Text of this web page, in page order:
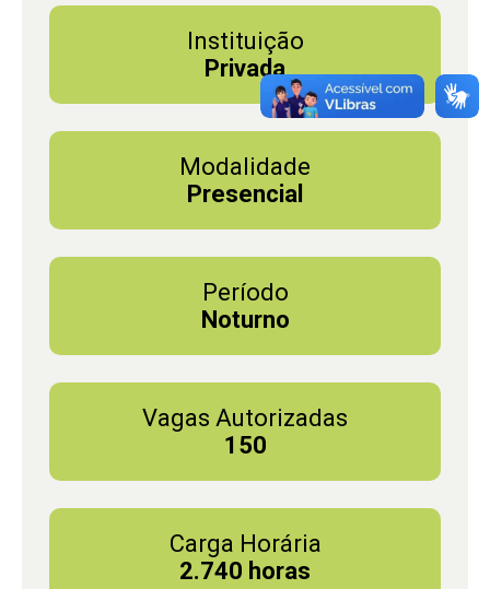
Instituição
Privada
Modalidade
Presencial
Período
Noturno
Vagas Autorizadas
150
Carga Horária
2.740 horas